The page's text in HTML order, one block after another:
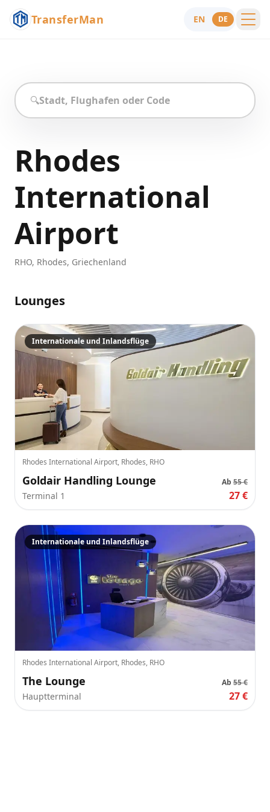
TransferMan EN DE
Hilfe
🔍
Rhodes
International
Airport
RHO, Rhodes, Griechenland
Lounges
Internationale und Inlandsflüge
Rhodes International Airport, Rhodes, RHO
Goldair Handling Lounge Ab 55 €
Terminal 1 27 €
Internationale und Inlandsflüge
Rhodes International Airport, Rhodes, RHO
The Lounge Ab 55 €
Hauptterminal 27 €